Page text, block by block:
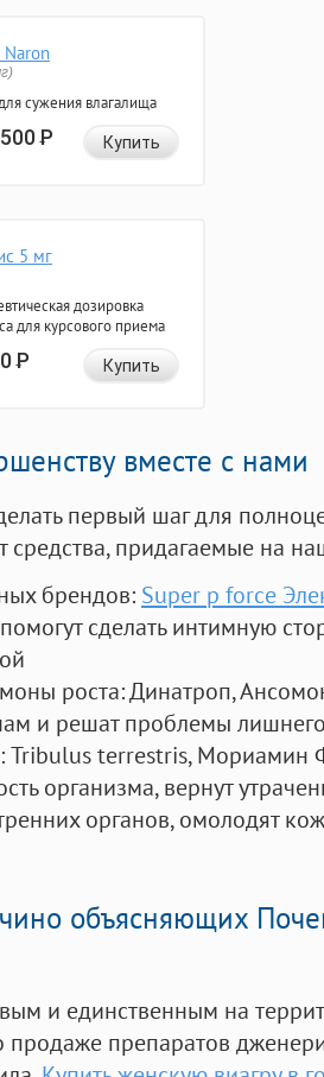
сужения влагалища
Р Купить
5 мг
дозировка
для курсового приема
Р Купить
вместе с нами
первый шаг для
средства, придагаемые на
брендов: Super p force
сделать интимную
роста: Динатроп,
и решат проблемы
Tribulus terrestris, Мориамин
организма, вернут
органов, омолодят
объясняющих
и единственным на
продаже препаратов